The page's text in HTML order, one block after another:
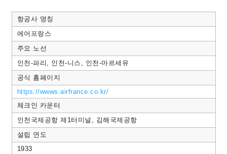
심
하
고
비
행
할
항공사 명칭
에어프랑스
주요 노선
인천-파리, 인천-니스, 인천-마르세유
공식 홈페이지
https://wwws.airfrance.co.kr/
체크인 카운터
인천국제공항 제1터미널, 김해국제공항
설립 연도
1933